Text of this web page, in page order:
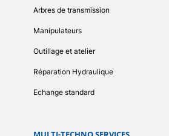
Arbres de transmission
Manipulateurs
Outillage et atelier
Réparation Hydraulique
Echange standard